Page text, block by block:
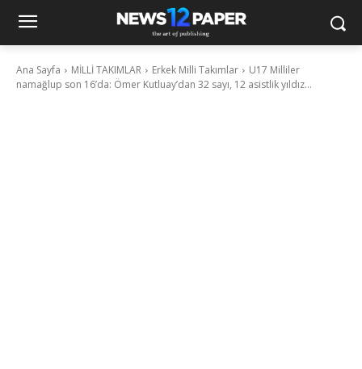
Ana Sayfa MİLLİ TAKIMLAR Erkek Milli Takımlar
U17 Milliler
namağlup son 16’da: Ömer Kutluay’dan 32 sayı, 12 asistlik yıldız...